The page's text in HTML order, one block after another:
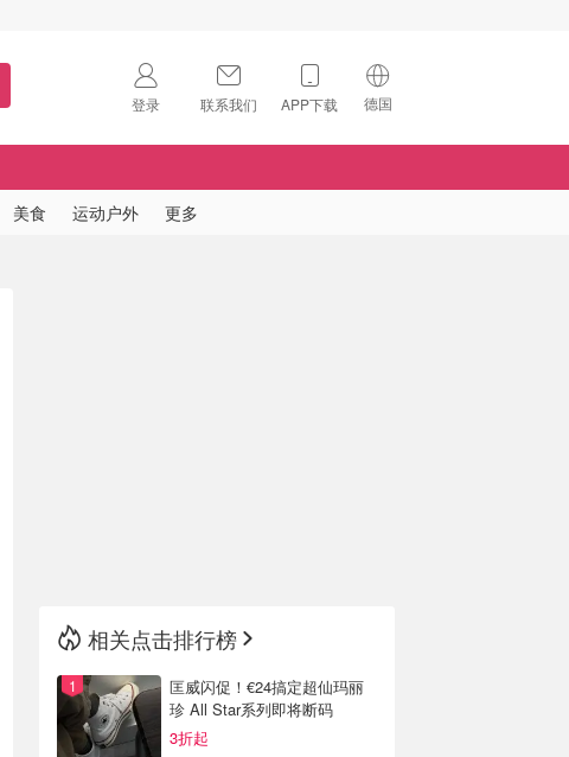
登录 联系我们 APP下载 德国
🇺🇸
美食 运动户外 更多
相关点击排行榜
匡威闪促！€24搞定超仙玛丽
珍 All Star系列即将断码
3折起